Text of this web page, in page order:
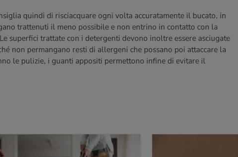
quindi di risciacquare ogni volta accuratamente il bucato, in
trattenuti il meno possibile e non entrino in contatto con la
superfici trattate con i detergenti devono inoltre essere asciugate
non permangano resti di allergeni che possano poi attaccare la
le pulizie, i guanti appositi permettono infine di evitare il